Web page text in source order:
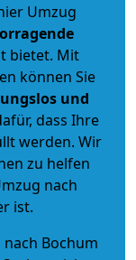
Umzug
bietet. Mit
können Sie
und
dass Ihre
werden. Wir
zu helfen
nach
ist.
Bochum